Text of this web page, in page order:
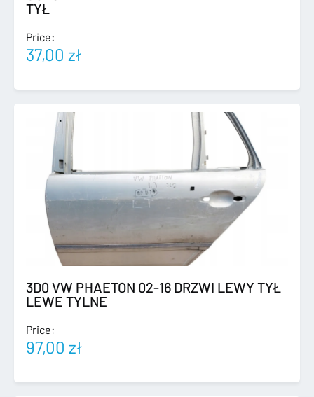
TYŁ
Price:
37,00 zł
3D0 VW PHAETON 02-16 DRZWI LEWY TYŁ
LEWE TYLNE
Price:
97,00 zł